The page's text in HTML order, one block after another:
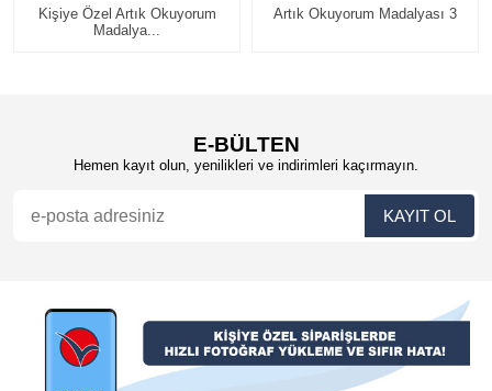
Kişiye Özel Artık Okuyorum
Madalya...
Artık Okuyorum Madalyası 3
E-BÜLTEN
Hemen kayıt olun, yenilikleri ve indirimleri kaçırmayın.